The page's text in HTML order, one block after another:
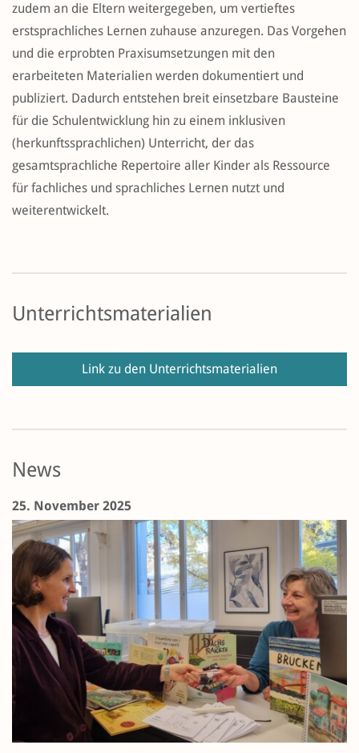
zudem an die Eltern weitergegeben, um vertieftes
erstsprachliches Lernen zuhause anzuregen. Das Vorgehen
und die erprobten Praxisumsetzungen mit den
erarbeiteten Materialien werden dokumentiert und
publiziert. Dadurch entstehen breit einsetzbare Bausteine
für die Schulentwicklung hin zu einem inklusiven
(herkunftssprachlichen) Unterricht, der das
gesamtsprachliche Repertoire aller Kinder als Ressource
für fachliches und sprachliches Lernen nutzt und
weiterentwickelt.
Unterrichtsmaterialien
Link zu den Unterrichtsmaterialien
News
25. November 2025